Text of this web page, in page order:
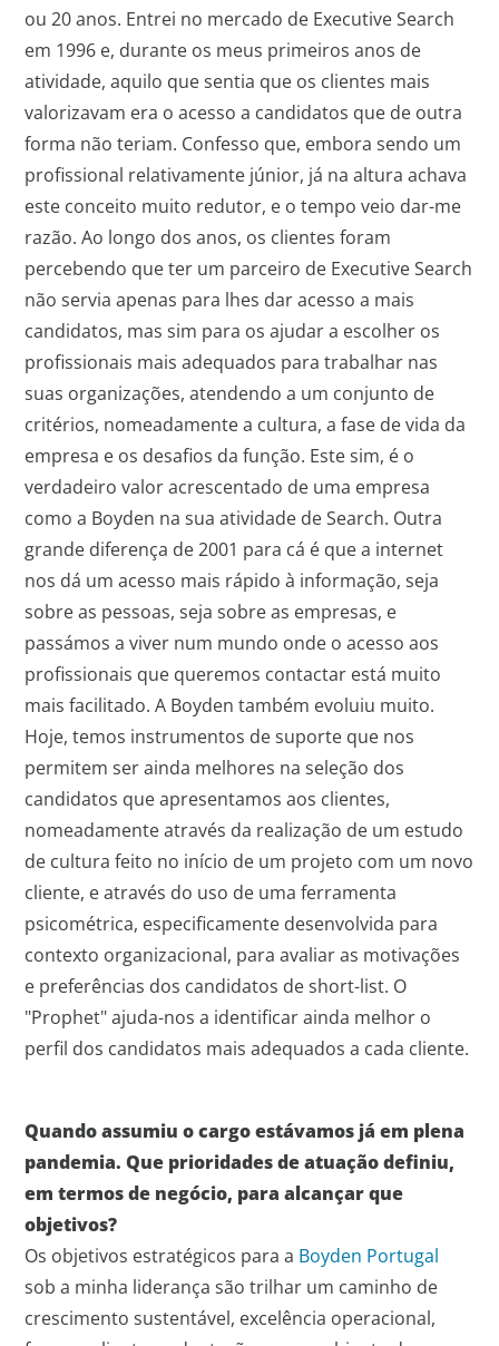
ou 20 anos. Entrei no mercado de Executive Search
em 1996 e, durante os meus primeiros anos de
atividade, aquilo que sentia que os clientes mais
valorizavam era o acesso a candidatos que de outra
forma não teriam. Confesso que, embora sendo um
profissional relativamente júnior, já na altura achava
este conceito muito redutor, e o tempo veio dar-me
razão. Ao longo dos anos, os clientes foram
percebendo que ter um parceiro de Executive Search
não servia apenas para lhes dar acesso a mais
candidatos, mas sim para os ajudar a escolher os
profissionais mais adequados para trabalhar nas
suas organizações, atendendo a um conjunto de
critérios, nomeadamente a cultura, a fase de vida da
empresa e os desafios da função. Este sim, é o
verdadeiro valor acrescentado de uma empresa
como a Boyden na sua atividade de Search. Outra
grande diferença de 2001 para cá é que a internet
nos dá um acesso mais rápido à informação, seja
sobre as pessoas, seja sobre as empresas, e
passámos a viver num mundo onde o acesso aos
profissionais que queremos contactar está muito
mais facilitado. A Boyden também evoluiu muito.
Hoje, temos instrumentos de suporte que nos
permitem ser ainda melhores na seleção dos
candidatos que apresentamos aos clientes,
nomeadamente através da realização de um estudo
de cultura feito no início de um projeto com um novo
cliente, e através do uso de uma ferramenta
psicométrica, especificamente desenvolvida para
contexto organizacional, para avaliar as motivações
e preferências dos candidatos de short-list. O
"Prophet" ajuda-nos a identificar ainda melhor o
perfil dos candidatos mais adequados a cada cliente.
Quando assumiu o cargo estávamos já em plena
pandemia. Que prioridades de atuação definiu,
em termos de negócio, para alcançar que
objetivos?
Os objetivos estratégicos para a Boyden Portugal
sob a minha liderança são trilhar um caminho de
crescimento sustentável, excelência operacional,